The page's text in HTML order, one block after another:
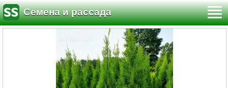
Семена и рассада